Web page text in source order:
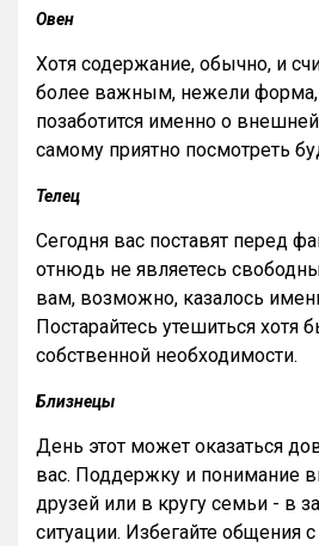
Овен
Хотя содержание, обычно, и
более важным, нежели форма,
позаботится именно о
самому приятно посмотреть
Телец
Сегодня вас поставят перед
отнюдь не являетесь
вам, возможно, казалось
Постарайтесь утешиться хотя
собственной необходимости.
Близнецы
День этот может оказаться
вас. Поддержку и понимание
друзей или в кругу семьи - в
ситуации. Избегайте общения